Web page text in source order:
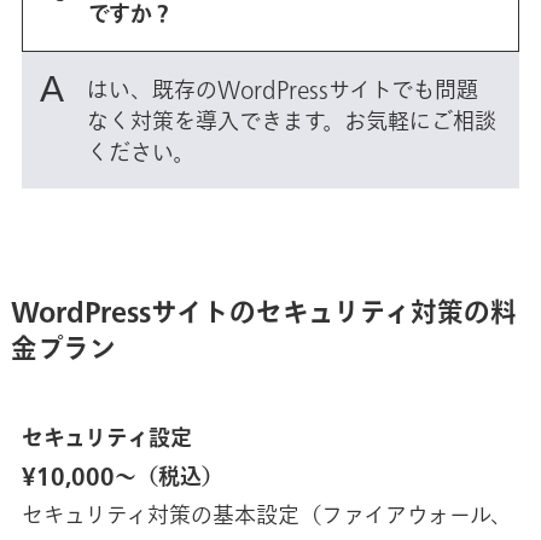
ですか？
はい、既存のWordPressサイトでも問題
なく対策を導入できます。お気軽にご相談
ください。
WordPressサイトのセキュリティ対策の料
金プラン
セキュリティ設定
¥10,000〜（税込）
セキュリティ対策の基本設定（ファイアウォール、